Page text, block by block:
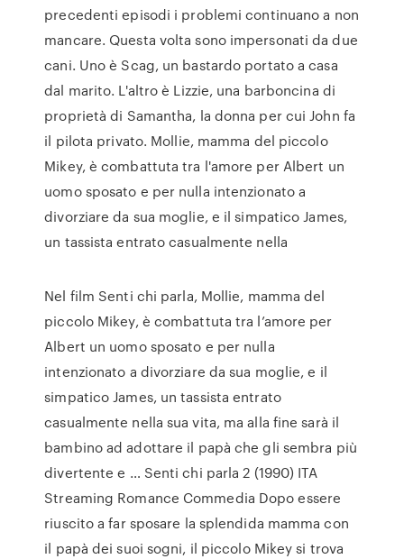
precedenti episodi i problemi continuano a non
mancare. Questa volta sono impersonati da due
cani. Uno è Scag, un bastardo portato a casa
dal marito. L'altro è Lizzie, una barboncina di
proprietà di Samantha, la donna per cui John fa
il pilota privato. Mollie, mamma del piccolo
Mikey, è combattuta tra l'amore per Albert un
uomo sposato e per nulla intenzionato a
divorziare da sua moglie, e il simpatico James,
un tassista entrato casualmente nella
Nel film Senti chi parla, Mollie, mamma del
piccolo Mikey, è combattuta tra l’amore per
Albert un uomo sposato e per nulla
intenzionato a divorziare da sua moglie, e il
simpatico James, un tassista entrato
casualmente nella sua vita, ma alla fine sarà il
bambino ad adottare il papà che gli sembra più
divertente e … Senti chi parla 2 (1990) ITA
Streaming Romance Commedia Dopo essere
riuscito a far sposare la splendida mamma con
il papà dei suoi sogni, il piccolo Mikey si trova